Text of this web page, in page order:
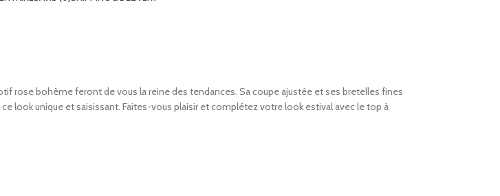
rose bohème feront de vous la reine des tendances. Sa coupe ajustée et ses bretelles fines
look unique et saisissant. Faites-vous plaisir et complétez votre look estival avec le top à